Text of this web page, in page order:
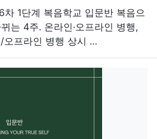
차 1단계 복음학교 입문반 복음으
는 4주. 온라인·오프라인 병행,
오프라인 병행 상시 …